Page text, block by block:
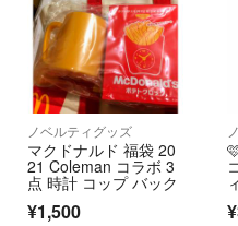
【評価について】
殆どの評価が良
嘘のコメントと
引終了まで異常
コメントも、あ
無理は申して
た。
何故、購入した
ず放置されたか
ノベルティグッズ
マクドナルド 福袋 20
21 Coleman コラボ 3
点 時計 コップ バック
¥1,500